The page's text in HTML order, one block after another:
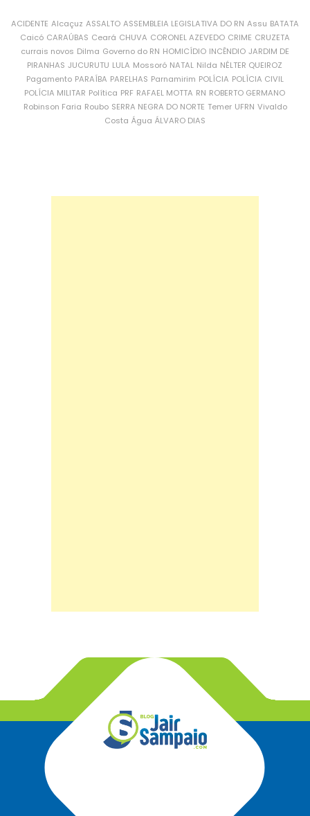
ACIDENTE Alcaçuz ASSALTO ASSEMBLEIA LEGISLATIVA DO RN Assu BATATA
Caicó CARAÚBAS Ceará CHUVA CORONEL AZEVEDO CRIME CRUZETA
currais novos Dilma Governo do RN HOMICÍDIO INCÊNDIO JARDIM DE
PIRANHAS JUCURUTU LULA Mossoró NATAL Nilda NÉLTER QUEIROZ
Pagamento PARAÍBA PARELHAS Parnamirim POLÍCIA POLÍCIA CIVIL
POLÍCIA MILITAR Política PRF RAFAEL MOTTA RN ROBERTO GERMANO
Robinson Faria Roubo SERRA NEGRA DO NORTE Temer UFRN Vivaldo
Costa Água ÁLVARO DIAS